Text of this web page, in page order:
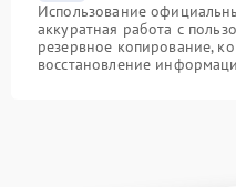
Использование
аккуратная работа с
резервное копирование,
восстановление